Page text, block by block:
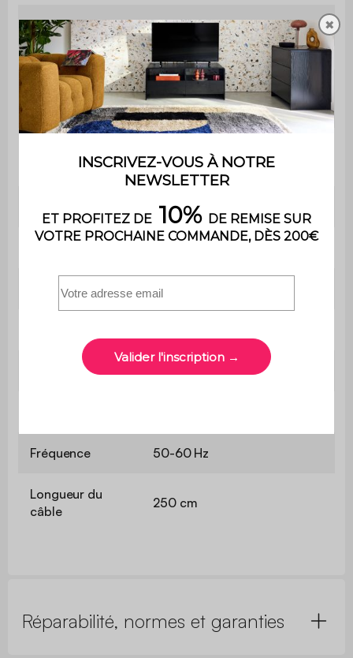
Utilisation Intérieur
Usage
Usage domestique
uniquement
Montage
fournie
2 ans
Dimensions 145 x 25 x 21 cm
Protection
Fréquence 50-60 Hz
Longueur du
câble
250 cm
Réparabilité, normes et garanties
✖